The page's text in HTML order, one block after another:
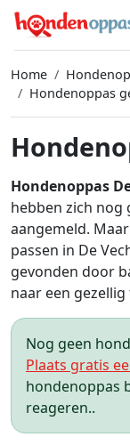
Home
Hondenoppas
Hondenoppas
hebben zich nog
aangemeld.
passen in De
gevonden door
naar een
Nog geen
Plaats gratis
hondenoppas
reageren..